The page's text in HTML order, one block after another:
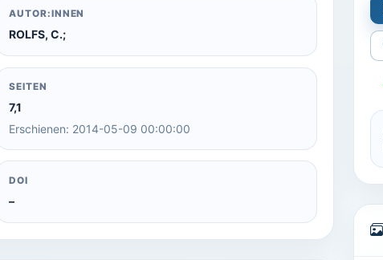
AUTOR:INNEN
ROLFS, C.;
SEITEN
7,1
Erschienen: 2014-05-09 00:00:00
DOI
–